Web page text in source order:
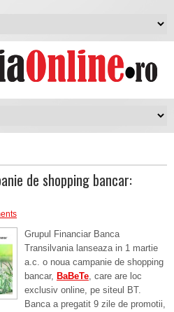
de shopping bancar:
Grupul Financiar Banca
Transilvania lanseaza in 1 martie
a.c. o noua campanie de shopping
bancar, BaBeTe, care are loc
exclusiv online, pe siteul BT.
Banca a pregatit 9 zile de promotii,